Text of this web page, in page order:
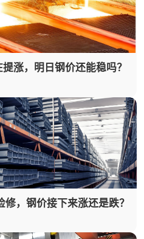
涨，明日钢价还能稳吗？
，钢价接下来涨还是跌？